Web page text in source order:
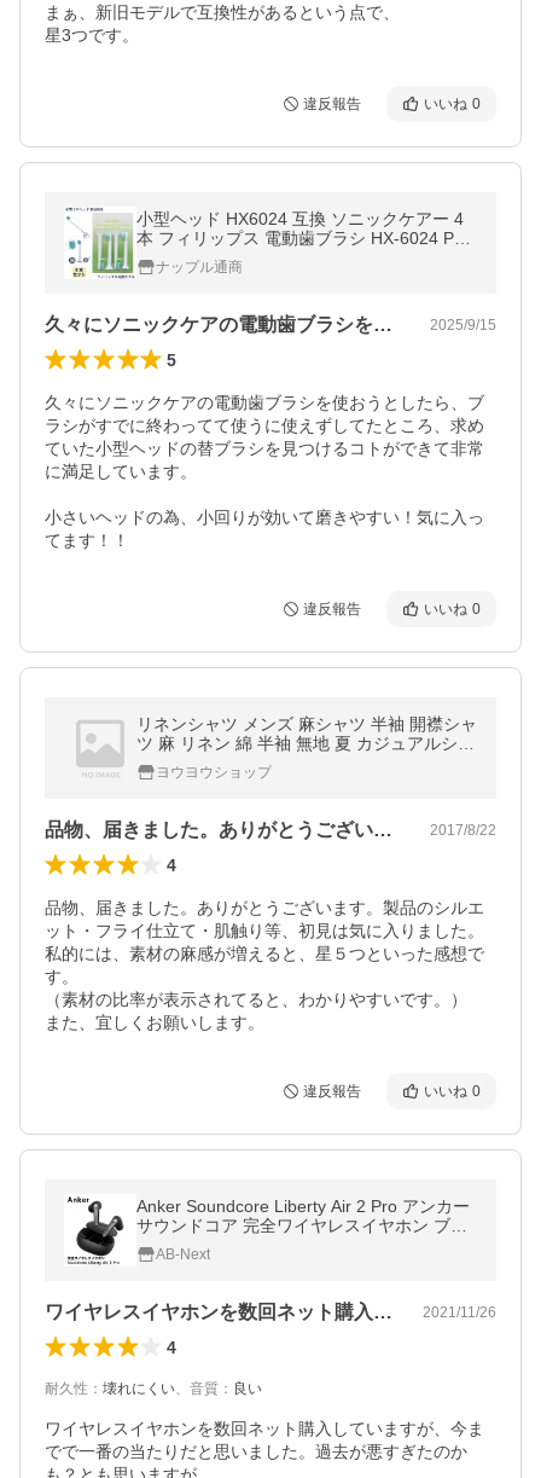
まぁ、新旧モデルで互換性があるという点で、
星3つです。
違反報告 いいね 0
小型ヘッド HX6024 互換 ソニックケアー 4
本 フィリップス 電動歯ブラシ HX-6024 Phili
ps Sonicare
ナップル通商
久々にソニックケアの電動歯ブラシを使お… 2025/9/15
5
久々にソニックケアの電動歯ブラシを使おうとしたら、ブ
ラシがすでに終わってて使うに使えずしてたところ、求め
ていた小型ヘッドの替ブラシを見つけるコトができて非常
に満足しています。
小さいヘッドの為、小回りが効いて磨きやすい！気に入っ
てます！！
違反報告 いいね 0
リネンシャツ メンズ 麻シャツ 半袖 開襟シャ
ツ 麻 リネン 綿 半袖 無地 夏 カジュアルシャ
ツ 薄手 黒 白 ホワイト グレー 紺 ネイビー16
17 ヨウヨウショップ
品物、届きました。ありがとうございます… 2017/8/22
4
品物、届きました。ありがとうございます。製品のシルエ
ット・フライ仕立て・肌触り等、初見は気に入りました。
私的には、素材の麻感が増えると、星５つといった感想で
す。
（素材の比率が表示されてると、わかりやすいです。）
また、宜しくお願いします。
違反報告 いいね 0
Anker Soundcore Liberty Air 2 Pro アンカー
サウンドコア 完全ワイヤレスイヤホン ブラ
ック ノイズキャンセリング
AB-Next
ワイヤレスイヤホンを数回ネット購入して… 2021/11/26
4
耐久性 ： 壊れにくい、 音質 ： 良い
ワイヤレスイヤホンを数回ネット購入していますが、今ま
でで一番の当たりだと思いました。過去が悪すぎたのか